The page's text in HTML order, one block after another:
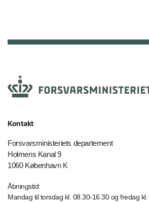
Kontakt
Forsvarsministeriets departement
Holmens Kanal 9
1060 København K
Åbningstid:
Mandag til torsdag kl. 08.30-16.30 og fredag